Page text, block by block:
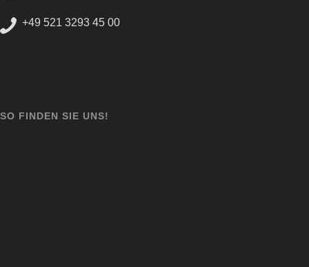
+49 521 3293 45 00
SO FINDEN SIE UNS!